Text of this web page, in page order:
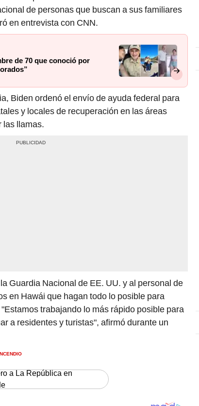
de personas que buscan a sus familiares
en entrevista con CNN.
de 70 que conoció por
Biden ordenó el envío de ayuda federal para
y locales de recuperación en las áreas
llamas.
Guardia Nacional de EE. UU. y al personal de
en Hawái que hagan todo lo posible para
trabajando lo más rápido posible para
a residentes y turistas", afirmó durante un
a La República en